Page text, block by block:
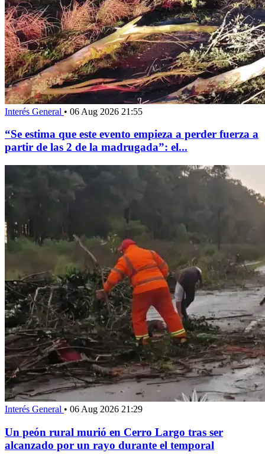
Interés General • 06 Aug 2026 21:55
“Se estima que este evento empieza a perder fuerza a
partir de las 2 de la madrugada”: el...
Interés General • 06 Aug 2026 21:29
Un peón rural murió en Cerro Largo tras ser
alcanzado por un rayo durante el temporal